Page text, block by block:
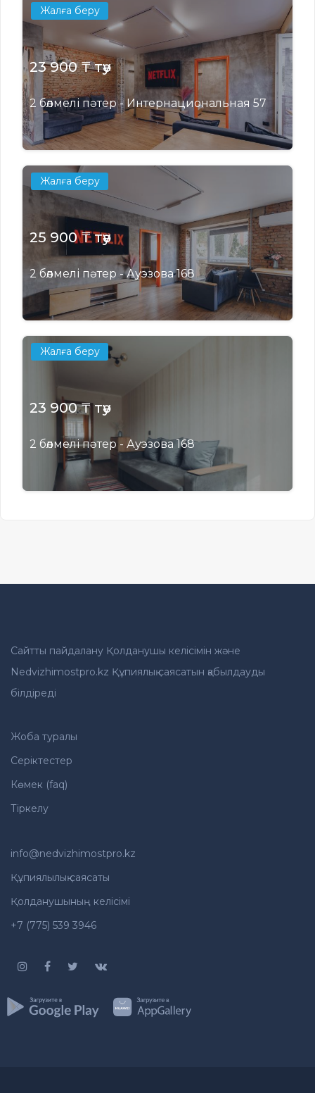
Жалға беру
23 900 ₸ тәу
2 бөлмелі пәтер - Интернациональная 57
Жалға беру
25 900 ₸ тәу
2 бөлмелі пәтер - Ауэзова 168
Жалға беру
23 900 ₸ тәу
2 бөлмелі пәтер - Ауэзова 168
Сайтты пайдалану Қолданушы келісімін және
Nedvizhimostpro.kz Құпиялық саясатын қабылдауды
білдіреді
Жоба туралы
Серіктестер
Көмек (faq)
Тіркелу
info@nedvizhimostpro.kz
Құпиялылық саясаты
Қолданушының келісімі
+7 (775) 539 3946